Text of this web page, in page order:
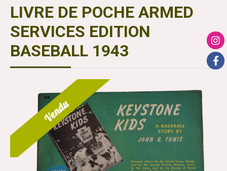
LIVRE DE POCHE ARMED
SERVICES EDITION
BASEBALL 1943
Vendu